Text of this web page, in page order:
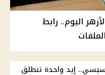
اليوم.. رابط
إيد واحدة تنطلق